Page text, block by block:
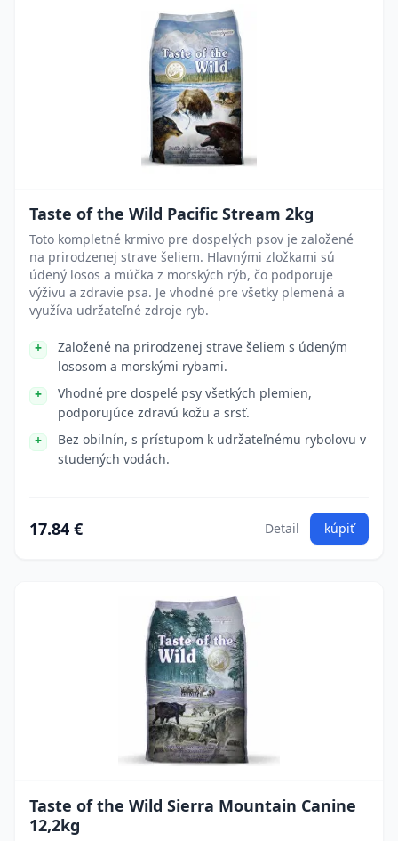
Taste of the Wild Pacific Stream 2kg
Toto kompletné krmivo pre dospelých psov je založené
na prirodzenej strave šeliem. Hlavnými zložkami sú
údený losos a múčka z morských rýb, čo podporuje
výživu a zdravie psa. Je vhodné pre všetky plemená a
využíva udržateľné zdroje ryb.
Založené na prirodzenej strave šeliem s údeným
lososom a morskými rybami.
Vhodné pre dospelé psy všetkých plemien,
podporujúce zdravú kožu a srsť.
Bez obilnín, s prístupom k udržateľnému rybolovu v
studených vodách.
17.84 € Detail kúpiť
Taste of the Wild Sierra Mountain Canine
12,2kg